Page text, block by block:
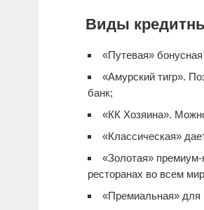
Виды
«Путевая»
«Амурский тигр».
банк;
«КК Хозяина».
«Классическая»
«Золотая»
ресторанах во всем
«Премиальная» для